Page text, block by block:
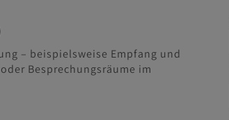
– beispielsweise Empfang und
Besprechungsräume im